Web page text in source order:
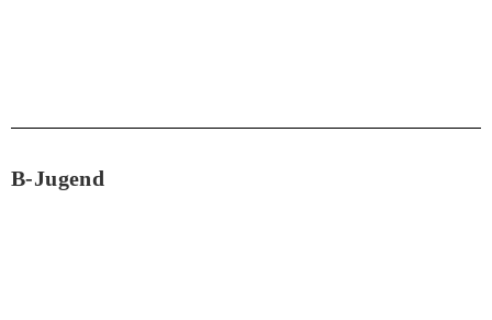
B-Jugend